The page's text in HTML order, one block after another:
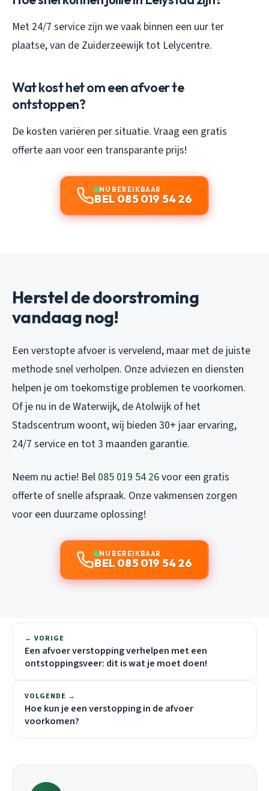
Met 24/7 service zijn we vaak binnen een uur ter
plaatse, van de Zuiderzeewijk tot Lelycentre.
Wat kost het om een afvoer te
ontstoppen?
De kosten variëren per situatie. Vraag een gratis
offerte aan voor een transparante prijs!
NU BEREIKBAAR
BEL 085 019 54 26
Herstel de doorstroming
vandaag nog!
Een verstopte afvoer is vervelend, maar met de juiste
methode snel verholpen. Onze adviezen en diensten
helpen je om toekomstige problemen te voorkomen.
Of je nu in de Waterwijk, de Atolwijk of het
Stadscentrum woont, wij bieden 30+ jaar ervaring,
24/7 service en tot 3 maanden garantie.
Neem nu actie! Bel 085 019 54 26voor een gratis
offerte of snelle afspraak. Onze vakmensen zorgen
voor een duurzame oplossing!
NU BEREIKBAAR
BEL 085 019 54 26
← VORIGE
Een afvoer verstopping verhelpen met een
ontstoppingsveer: dit is wat je moet doen!
VOLGENDE →
Hoe kun je een verstopping in de afvoer
voorkomen?